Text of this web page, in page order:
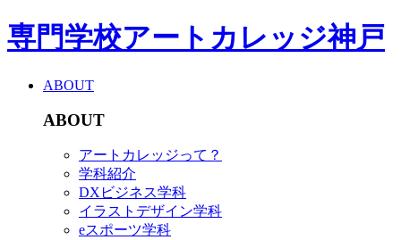
専門学校アートカレッジ神戸
ABOUT
ABOUT
アートカレッジって？
学科紹介
DXビジネス学科
イラストデザイン学科
eスポーツ学科